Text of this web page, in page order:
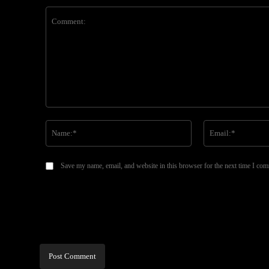
Save my name, email, and website in this browser for the next time I